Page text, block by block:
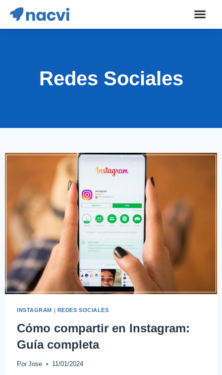
Redes Sociales
INSTAGRAM | REDES SOCIALES
Cómo compartir en Instagram:
Guía completa
Por Jose 11/01/2024